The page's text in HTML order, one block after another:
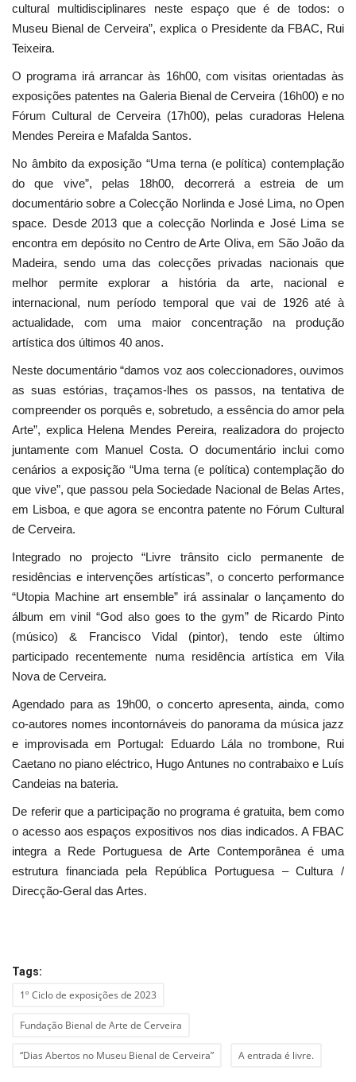
cultural multidisciplinares neste espaço que é de todos: o
Museu Bienal de Cerveira”, explica o Presidente da FBAC, Rui
Teixeira.
O programa irá arrancar às 16h00, com visitas orientadas às
exposições patentes na Galeria Bienal de Cerveira (16h00) e no
Fórum Cultural de Cerveira (17h00), pelas curadoras Helena
Mendes Pereira e Mafalda Santos.
No âmbito da exposição “Uma terna (e política) contemplação
do que vive”, pelas 18h00, decorrerá a estreia de um
documentário sobre a Colecção Norlinda e José Lima, no Open
space. Desde 2013 que a colecção Norlinda e José Lima se
encontra em depósito no Centro de Arte Oliva, em São João da
Madeira, sendo uma das colecções privadas nacionais que
melhor permite explorar a história da arte, nacional e
internacional, num período temporal que vai de 1926 até à
actualidade, com uma maior concentração na produção
artística dos últimos 40 anos.
Neste documentário “damos voz aos coleccionadores, ouvimos
as suas estórias, traçamos-lhes os passos, na tentativa de
compreender os porquês e, sobretudo, a essência do amor pela
Arte”, explica Helena Mendes Pereira, realizadora do projecto
juntamente com Manuel Costa. O documentário inclui como
cenários a exposição “Uma terna (e política) contemplação do
que vive”, que passou pela Sociedade Nacional de Belas Artes,
em Lisboa, e que agora se encontra patente no Fórum Cultural
de Cerveira.
Integrado no projecto “Livre trânsito ciclo permanente de
residências e intervenções artísticas”, o concerto performance
“Utopia Machine art ensemble” irá assinalar o lançamento do
álbum em vinil “God also goes to the gym” de Ricardo Pinto
(músico) & Francisco Vidal (pintor), tendo este último
participado recentemente numa residência artística em Vila
Nova de Cerveira.
Agendado para as 19h00, o concerto apresenta, ainda, como
co-autores nomes incontornáveis do panorama da música jazz
e improvisada em Portugal: Eduardo Lála no trombone, Rui
Caetano no piano eléctrico, Hugo Antunes no contrabaixo e Luís
Candeias na bateria.
De referir que a participação no programa é gratuita, bem como
o acesso aos espaços expositivos nos dias indicados. A FBAC
integra a Rede Portuguesa de Arte Contemporânea é uma
estrutura financiada pela República Portuguesa – Cultura /
Direcção-Geral das Artes.
Tags:
1º Ciclo de exposições de 2023
Fundação Bienal de Arte de Cerveira
“Dias Abertos no Museu Bienal de Cerveira” A entrada é livre.